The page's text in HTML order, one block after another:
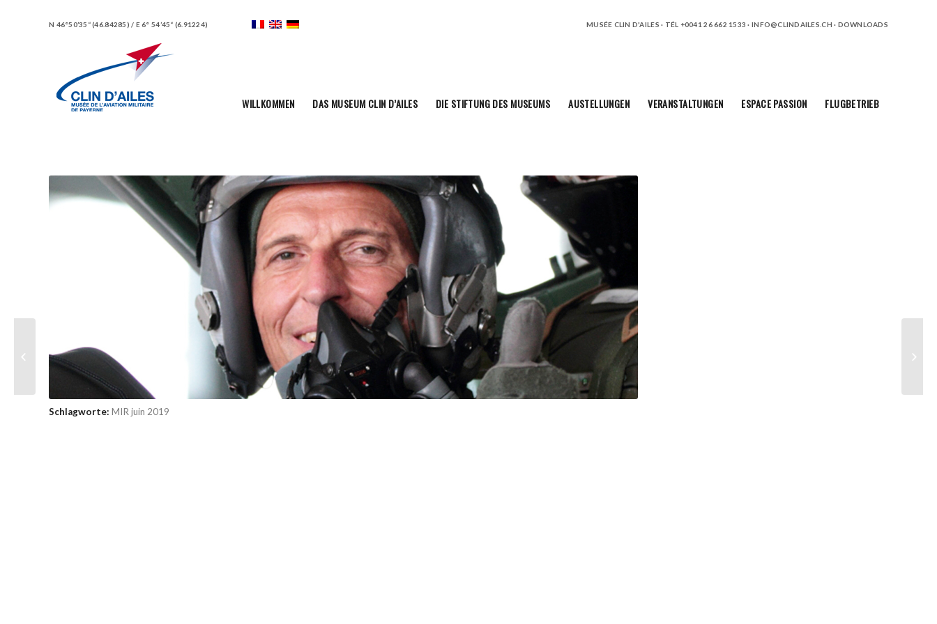
N 46°50’35“ (46.84285) / E 6° 54’45“ (6.91224) MUSÉE CLIN D'AILES · TÉL +0041 26 662 1533 · INFO@CLINDAILES.CH · DOWNLOADS
WILLKOMMEN DAS MUSEUM CLIN D’AILES DIE STIFTUNG DES MUSEUMS AUSTELLUNGEN VERANSTALTUNGEN ESPACE PASSION FLUGBETRIEB
Schlagworte: MIR juin 2019
Markus Zipperer